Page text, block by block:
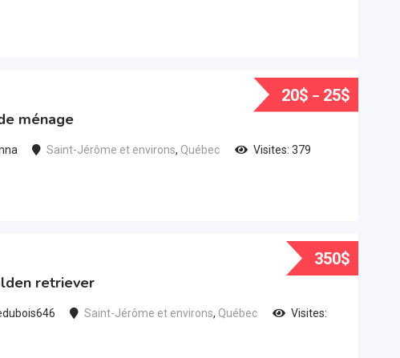
ménage
Saint-Jérôme et environs, Québec Visites: 379
20$ – 25$
retriever
Saint-Jérôme et environs, Québec
Visites:
350$